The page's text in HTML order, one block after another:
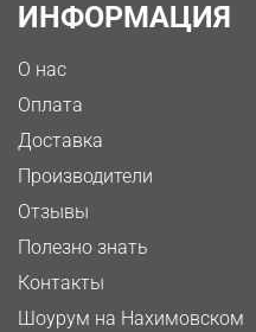
ИНФОРМАЦИЯ
О нас
Оплата
Доставка
Производители
Отзывы
Полезно знать
Контакты
Шоурум на Нахимовском